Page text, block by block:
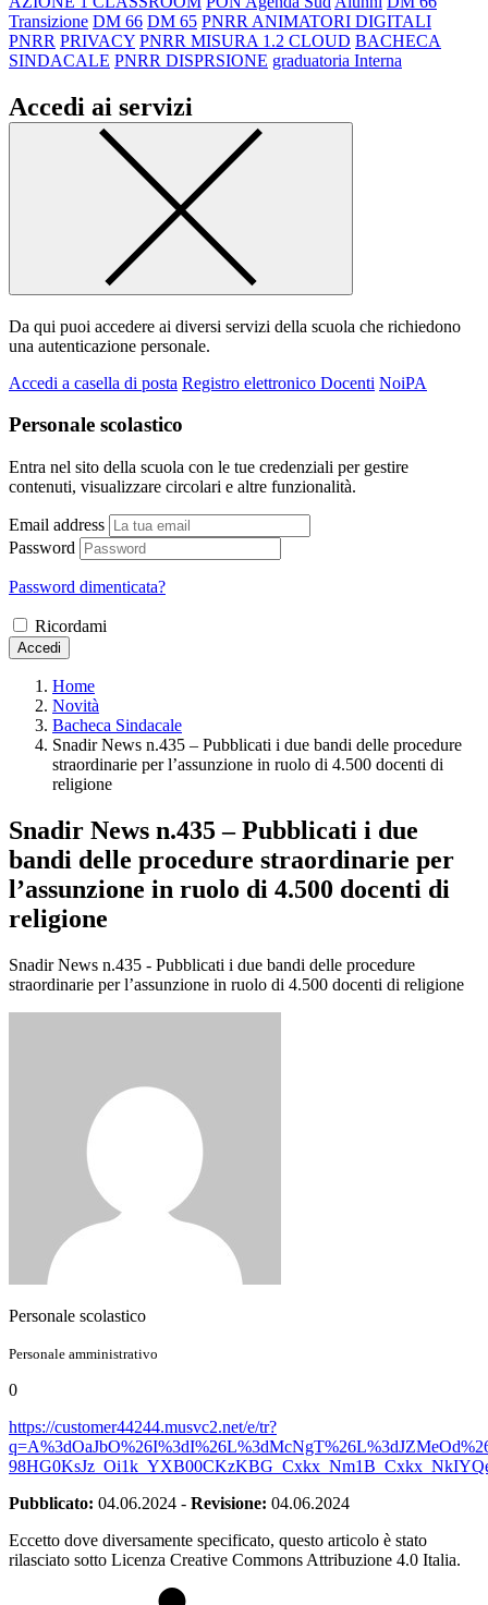
Transizione DM 66 DM 65 PNRR ANIMATORI DIGITALI
PNRR PRIVACY PNRR MISURA 1.2 CLOUD BACHECA
SINDACALE PNRR DISPRSIONE graduatoria Interna
Accedi ai servizi
Da qui puoi accedere ai diversi servizi della scuola che richiedono
una autenticazione personale.
Accedi a casella di posta Registro elettronico Docenti NoiPA
Personale scolastico
Entra nel sito della scuola con le tue credenziali per gestire
contenuti, visualizzare circolari e altre funzionalità.
Email address
Password
Password dimenticata?
Ricordami
Accedi
Home
Novità
Bacheca Sindacale
Snadir News n.435 – Pubblicati i due bandi delle procedure
straordinarie per l’assunzione in ruolo di 4.500 docenti di
religione
Snadir News n.435 – Pubblicati i due
bandi delle procedure straordinarie per
l’assunzione in ruolo di 4.500 docenti di
religione
Snadir News n.435 - Pubblicati i due bandi delle procedure
straordinarie per l’assunzione in ruolo di 4.500 docenti di religione
Personale scolastico
Personale amministrativo
0
https://customer44244.musvc2.net/e/tr?
Pubblicato: 04.06.2024 - Revisione: 04.06.2024
Eccetto dove diversamente specificato, questo articolo è stato
rilasciato sotto Licenza Creative Commons Attribuzione 4.0 Italia.